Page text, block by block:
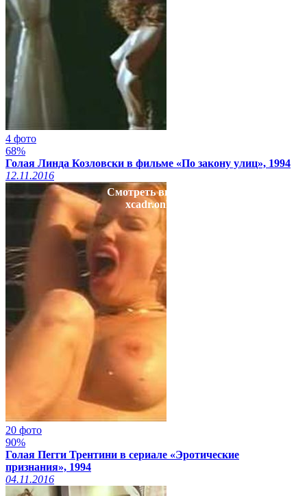
Смотреть видео на
xcadr.online
4 фото
68%
Голая Линда Козловски в фильме «По закону улиц», 1994
12.11.2016
20 фото
90%
Голая Пегги Трентини в сериале «Эротические
признания», 1994
04.11.2016